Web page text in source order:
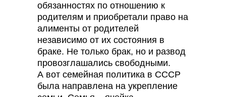
обязанностях по отношению к
родителям и приобретали право на
алименты от родителей
независимо от их состояния в
браке. Не только брак, но и развод
провозглашались свободными.
А вот семейная политика в СССР
была направлена на укрепление